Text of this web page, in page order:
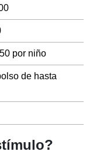
por niño
de hasta